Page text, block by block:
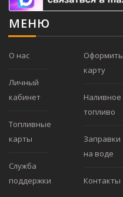
МЕНЮ
О нас
Личный
кабинет
Топливные
карты
Служба
поддержки
Оформить
карту
Наливное
топливо
Заправки
на воде
Контакты